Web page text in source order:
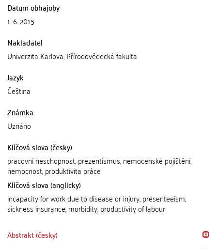
Datum obhajoby
1. 6. 2015
Nakladatel
Univerzita Karlova, Přírodovědecká fakulta
Jazyk
Čeština
Známka
Uznáno
Klíčová slova (česky)
pracovní neschopnost, prezentismus, nemocenské pojištění,
nemocnost, produktivita práce
Klíčová slova (anglicky)
incapacity for work due to disease or injury, presenteeism,
sickness insurance, morbidity, productivity of labour
Abstrakt (česky)